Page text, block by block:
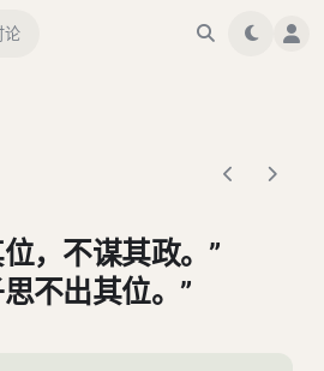
论
，不谋其政。”
不出其位。”